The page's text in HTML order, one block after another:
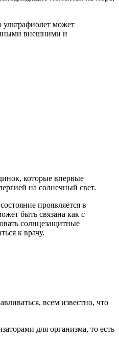
ультрафиолет может
внешними и
которые впервые
на солнечный свет.
проявляется в
быть связана как с
солнцезащитные
к врачу.
всем известно, что
для организма, то есть